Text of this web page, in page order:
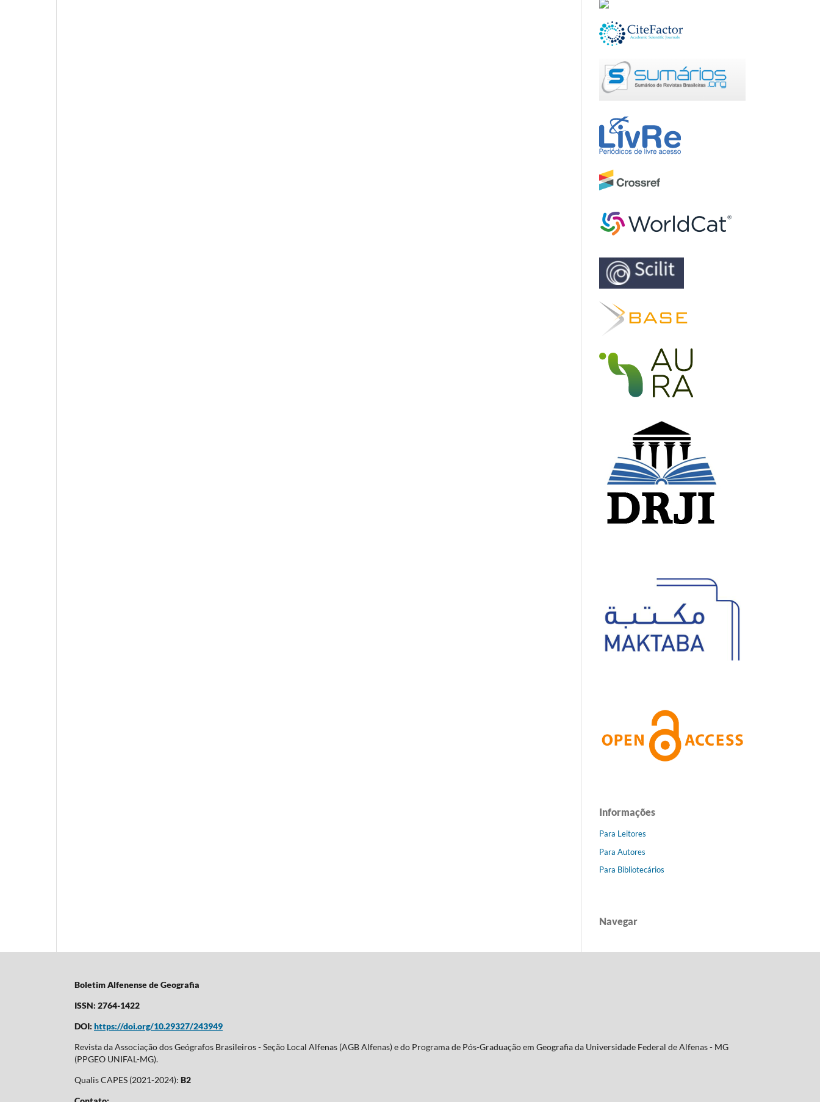
Informações
Para Leitores
Para Autores
Para Bibliotecários
Navegar
Boletim Alfenense de Geografia
ISSN: 2764-1422
DOI: https://doi.org/10.29327/243949
Revista da Associação dos Geógrafos Brasileiros - Seção Local Alfenas (AGB Alfenas) e do Programa de Pós-Graduação em Geografia da Universidade Federal de Alfenas - MG
(PPGEO UNIFAL-MG).
Qualis CAPES (2021-2024): B2